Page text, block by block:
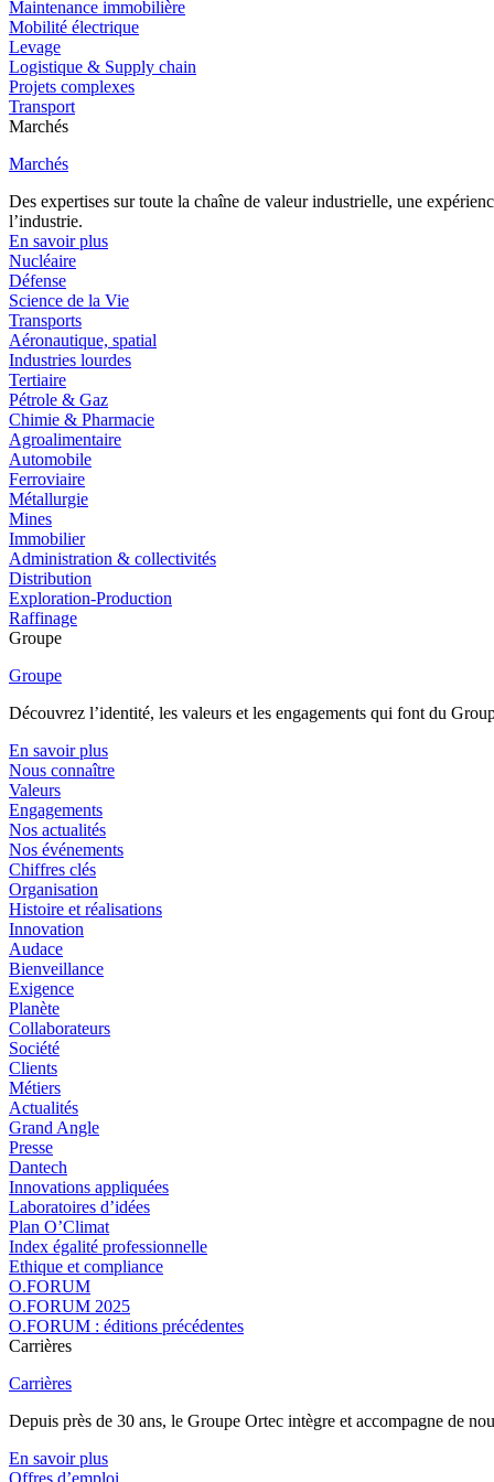
Maintenance immobilière
Mobilité électrique
Levage
Logistique & Supply chain
Projets complexes
Transport
Marchés
Marchés
Des expertises sur toute la chaîne de valeur industrielle, une
l’industrie.
En savoir plus
Nucléaire
Défense
Science de la Vie
Transports
Aéronautique, spatial
Industries lourdes
Tertiaire
Pétrole & Gaz
Chimie & Pharmacie
Agroalimentaire
Automobile
Ferroviaire
Métallurgie
Mines
Immobilier
Administration & collectivités
Distribution
Exploration-Production
Raffinage
Groupe
Groupe
Découvrez l’identité, les valeurs et les engagements qui font du
En savoir plus
Nous connaître
Valeurs
Engagements
Nos actualités
Nos événements
Chiffres clés
Organisation
Histoire et réalisations
Innovation
Audace
Bienveillance
Exigence
Planète
Collaborateurs
Société
Clients
Métiers
Actualités
Grand Angle
Presse
Dantech
Innovations appliquées
Laboratoires d’idées
Plan O’Climat
Index égalité professionnelle
Ethique et compliance
O.FORUM
O.FORUM 2025
O.FORUM : éditions précédentes
Carrières
Carrières
Depuis près de 30 ans, le Groupe Ortec intègre et accompagne de
En savoir plus
Offres d’emploi